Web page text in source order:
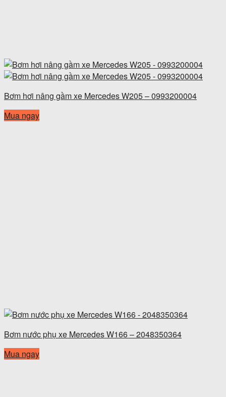
Bơm hơi nâng gầm xe Mercedes W205 – 0993200004
Mua ngay
Bơm nước phụ xe Mercedes W166 – 2048350364
Mua ngay